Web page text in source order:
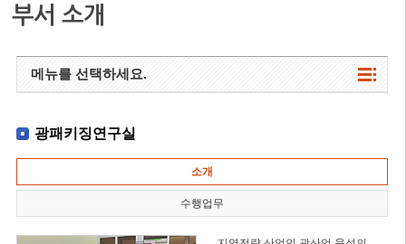
부서 소개
메뉴를 선택하세요.
광패키징연구실
소개
수행업무